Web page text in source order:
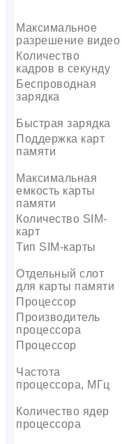
Максимальное
разрешение видео
Количество
кадров в секунду
Беспроводная
зарядка
Быстрая зарядка
Поддержка карт
памяти
Максимальная
емкость карты
памяти
Количество SIM-
карт
Тип SIM-карты
Отдельный слот
для карты памяти
Процессор
Производитель
процессора
Процессор
Частота
процессора, МГц
Количество ядер
процессора